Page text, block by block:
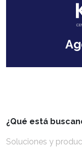
¿Qué está
Soluciones y